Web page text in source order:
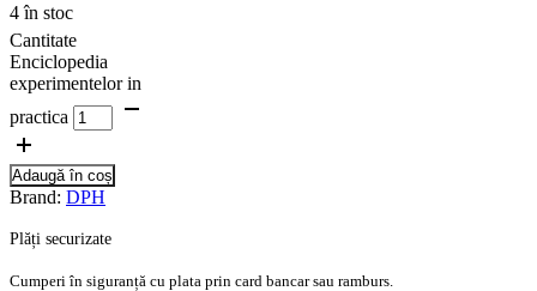
4 în stoc
Cantitate
Enciclopedia
experimentelor in
practica
Adaugă în coș
Brand: DPH
Plăți securizate
Cumperi în siguranță cu plata prin card bancar sau ramburs.